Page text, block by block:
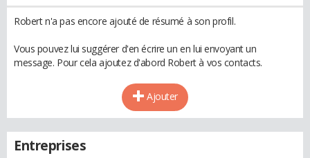
Robert n'a pas encore ajouté de résumé à son profil.
Vous pouvez lui suggérer d'en écrire un en lui envoyant un
message. Pour cela ajoutez d'abord Robert à vos contacts.
Ajouter
Entreprises